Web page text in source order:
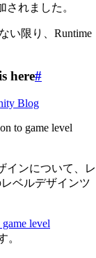
されました。
い限り、Runtime
here#
Blog
to game level
インについて、レ
ベルデザインツ
level
。